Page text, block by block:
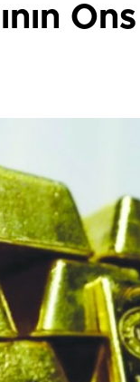
işyeri sayısında
yüz...